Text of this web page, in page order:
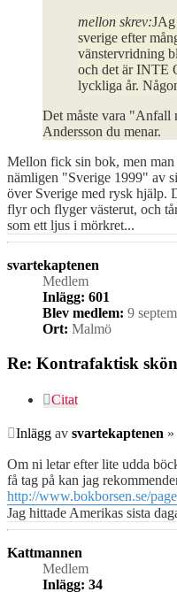
mellon skrev:JAg
sverige efter
vänstervridning
och det är INTE
lyckliga år.
Det måste vara "Anfall
Andersson du menar.
Mellon fick sin bok, men
nämligen "Sverige 1999" av
över Sverige med rysk hjälp.
flyr och flyger västerut, och
som ett ljus i mörkret...
svartekaptenen
Medlem
Inlägg: 601
Blev medlem: 9
Ort: Malmö
Re: Kontrafaktisk
Citat
Inlägg av svartekaptenen »
Om ni letar efter lite udda
få tag på kan jag
http://www.bokborsen.se/
Jag hittade Amerikas sista
Kattmannen
Medlem
Inlägg: 34